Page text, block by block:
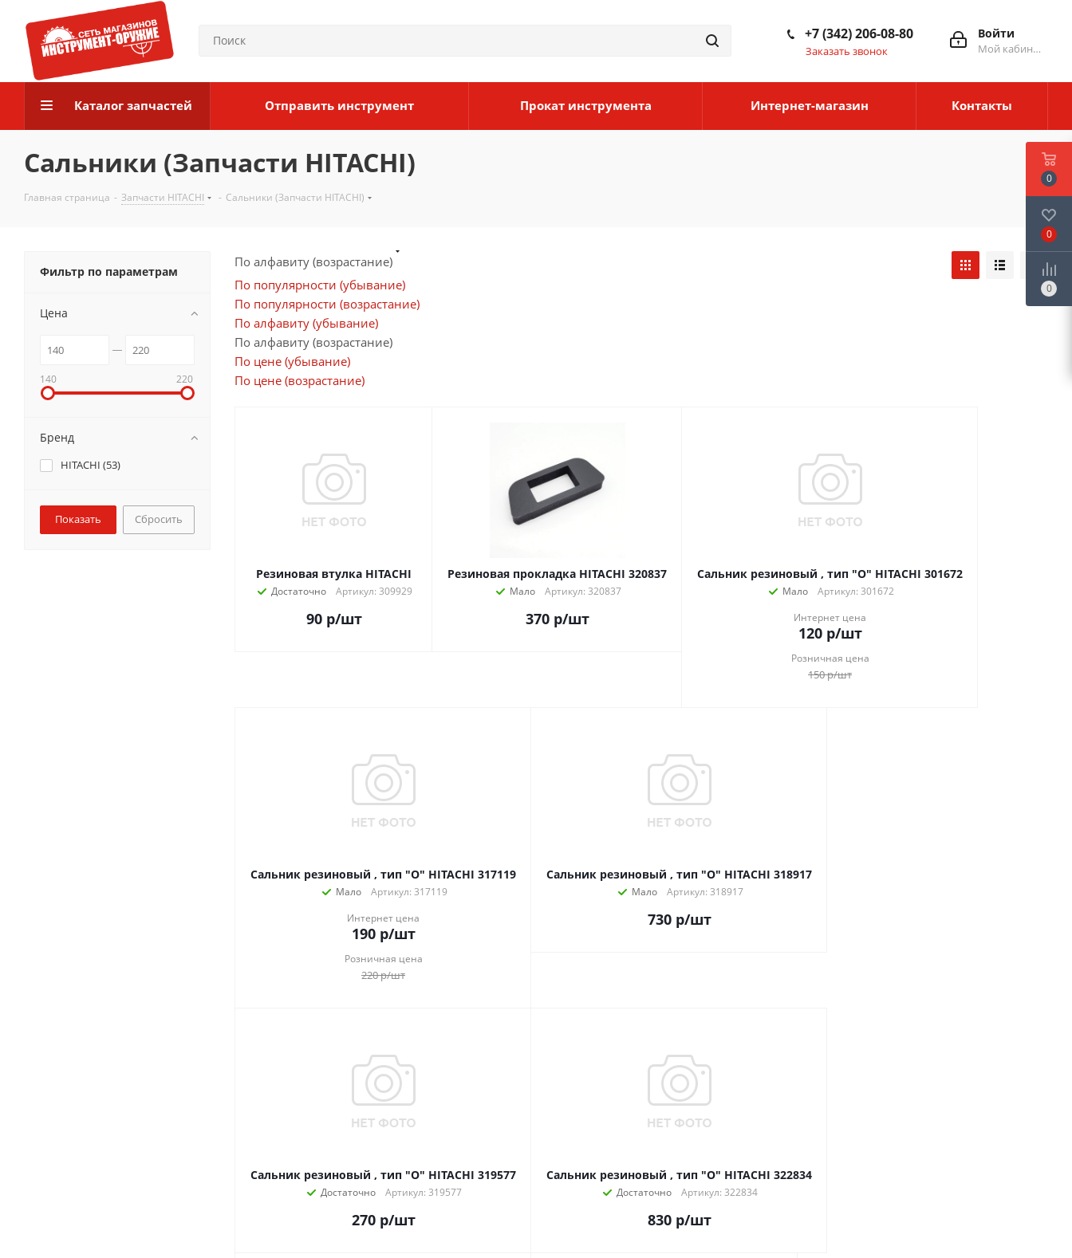
Войти
Мой кабинет
+7 (342) 206-08-80
Заказать звонок
Каталог запчастей Отправить инструмент Прокат инструмента Интернет-магазин Контакты
Сальники (Запчасти HITACHI)
Главная страница - Запчасти HITACHI - Сальники (Запчасти HITACHI)
По алфавиту (возрастание)
По популярности (убывание)
По популярности (возрастание)
По алфавиту (убывание)
По алфавиту (возрастание)
По цене (убывание)
По цене (возрастание)
Резиновая втулка HITACHI
Достаточно Артикул: 309929
90р/шт
Резиновая прокладка HITACHI 320837
Мало Артикул: 320837
370р/шт
Сальник резиновый , тип "О" HITACHI 301672
Мало
Артикул: 301672
Интернет цена
120р/шт
Розничная цена
150р/шт
Сальник резиновый , тип "О" HITACHI 317119
Мало
Артикул: 317119
Интернет цена
190р/шт
Розничная цена
220р/шт
Сальник резиновый , тип "О" HITACHI 318917
Мало Артикул: 318917
730р/шт
Сальник резиновый , тип "О" HITACHI 319577
Достаточно Артикул: 319577
270р/шт
Сальник резиновый , тип "О" HITACHI 322834
Достаточно Артикул: 322834
830р/шт
Фильтр по параметрам
Цена
140 220
Бренд
HITACHI (53)
Сбросить
0
0
0